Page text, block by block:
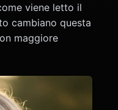
viene letto il
cambiano questa
maggiore